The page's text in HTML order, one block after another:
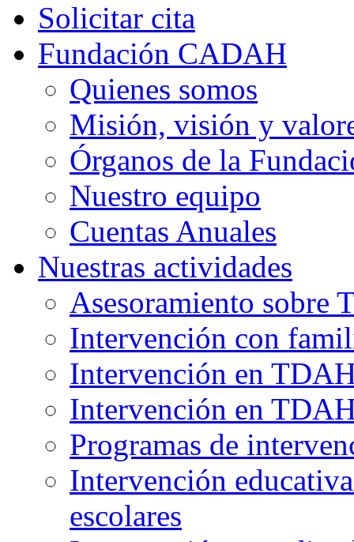
Solicitar cita
Fundación CADAH
Quienes somos
Misión, visión y
Órganos de la
Nuestro equipo
Cuentas Anuales
Nuestras actividades
Asesoramiento sobre
Intervención con
Intervención en
Intervención en
Programas de
Intervención
escolares